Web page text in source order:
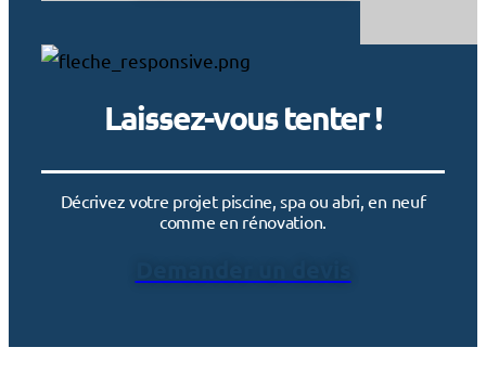
Laissez-vous tenter !
Décrivez votre projet piscine, spa ou abri, en neuf
comme en rénovation.